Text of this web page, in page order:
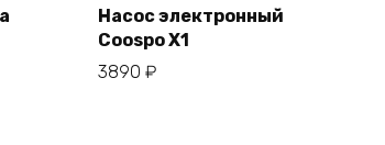
Насос электронный
Coospo X1
3890 ₽